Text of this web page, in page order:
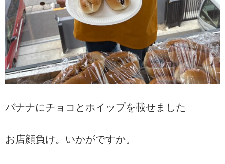
バナナにチョコとホイップを載せました
お店顔負け。いかがですか。